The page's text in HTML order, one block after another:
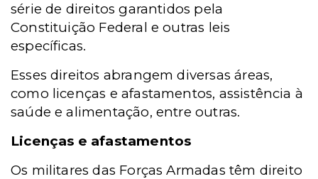
série de direitos garantidos pela
Constituição Federal e outras leis
específicas.
Esses direitos abrangem diversas áreas,
como licenças e afastamentos, assistência à
saúde e alimentação, entre outras.
Licenças e afastamentos
Os militares das Forças Armadas têm direito